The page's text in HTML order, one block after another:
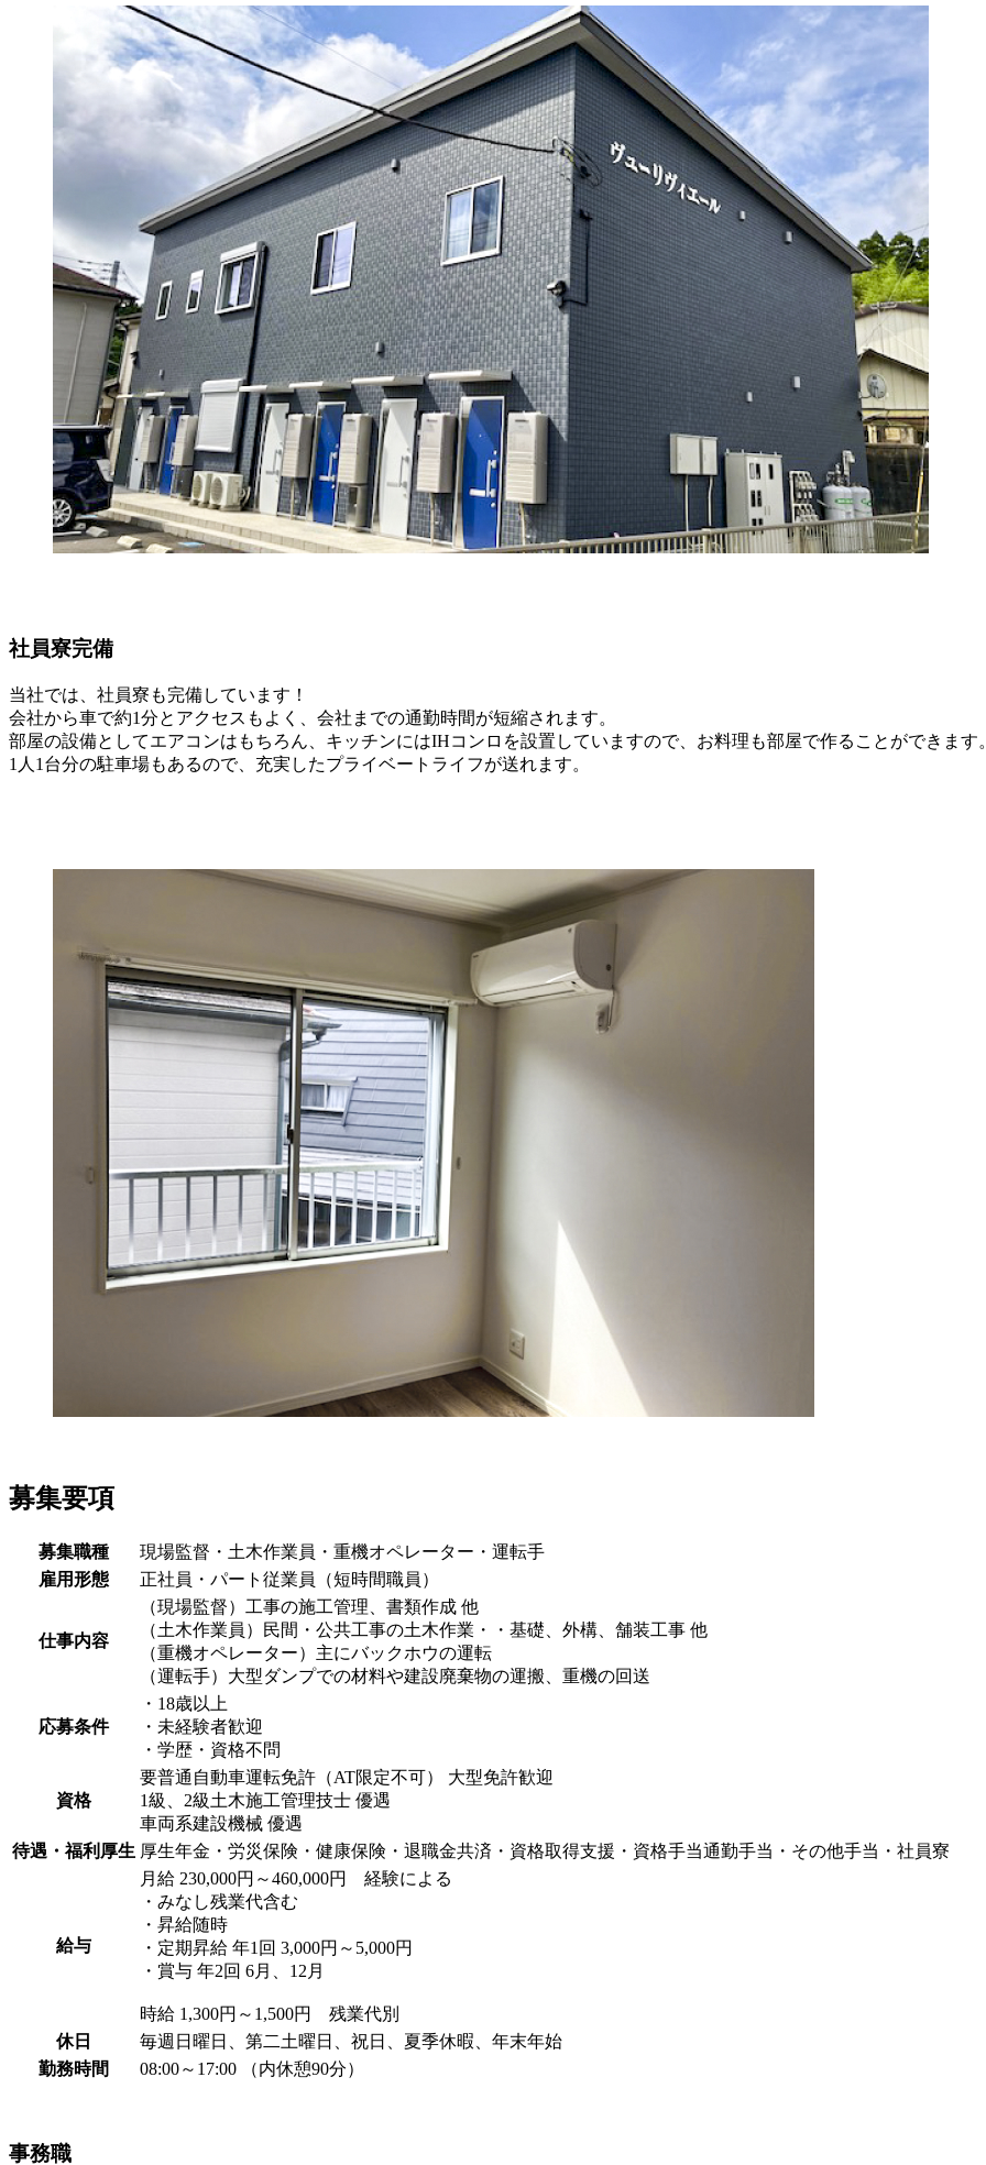
社員寮完備
当社では、社員寮も完備しています！
会社から車で約1分とアクセスもよく、会社までの通勤時間が短縮されます。
部屋の設備としてエアコンはもちろん、キッチンにはIHコンロを設置していますので、お料理も部屋で作ることができます
1人1台分の駐車場もあるので、充実したプライベートライフが送れます。
募集要項
募集職種
現場監督・土木作業員・重機オペレーター・運転手
雇用形態
正社員・パート従業員（短時間職員）
仕事内容
（現場監督）工事の施工管理、書類作成 他
（土木作業員）民間・公共工事の土木作業・・基礎、外構、舗装工事 他
（重機オペレーター）主にバックホウの運転
（運転手）大型ダンプでの材料や建設廃棄物の運搬、重機の回送
応募条件
・18歳以上
・未経験者歓迎
・学歴・資格不問
資格
要普通自動車運転免許（AT限定不可） 大型免許歓迎
1級、2級土木施工管理技士 優遇
車両系建設機械 優遇
待遇・福利厚生 厚生年金・労災保険・健康保険・退職金共済・資格取得支援・資格手当通勤手当・その他手当・社員寮
給与
月給 230,000円～460,000円 経験による
・みなし残業代含む
・昇給随時
・定期昇給 年1回 3,000円～5,000円
・賞与 年2回 6月、12月
時給 1,300円～1,500円 残業代別
休日
毎週日曜日、第二土曜日、祝日、夏季休暇、年末年始
勤務時間
08:00～17:00 （内休憩90分）
事務職